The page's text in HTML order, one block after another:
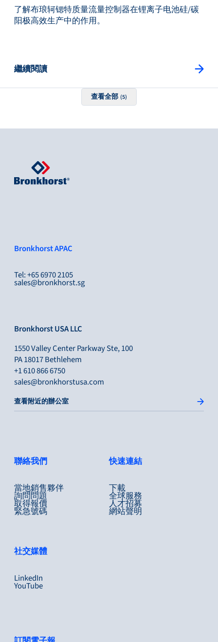
了解布琅轲锶特质量流量控制器在锂离子电池硅/碳
阳极高效生产中的作用。
繼續閱讀
查看全部 (5)
Bronkhorst APAC
Tel: +65 6970 2105
sales@bronkhorst.sg
Bronkhorst USA LLC
1550 Valley Center Parkway Ste, 100
PA 18017 Bethlehem
+1 610 866 6750
sales@bronkhorstusa.com
查看附近的辦公室
聯絡我們
當地銷售夥伴
詢問問題
取得報價
緊急號碼
快速連結
下載
全球服務
人才招募
網站聲明
社交媒體
LinkedIn
YouTube